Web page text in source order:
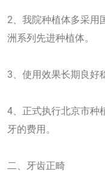
2、我院种植体多采用
洲系列先进种植体。
3、使用效果长期良好
4、正式执行北京市种
牙的费用。
二、牙齿正畸